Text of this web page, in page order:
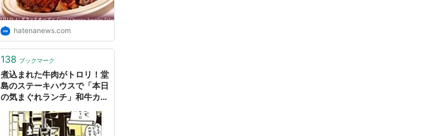
hatenanews.com
138 ブックマーク
煮込まれた牛肉がトロリ！堂
島のステーキハウスで「本日
の気まぐれランチ」和牛カレ
フト